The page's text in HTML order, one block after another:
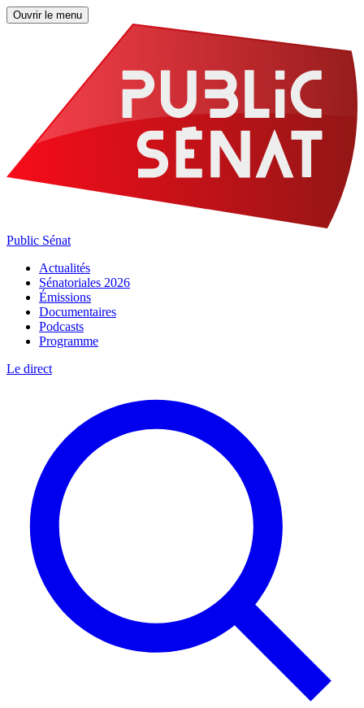
Ouvrir le menu
Public Sénat
Actualités
Sénatoriales 2026
Émissions
Documentaires
Podcasts
Programme
Le direct